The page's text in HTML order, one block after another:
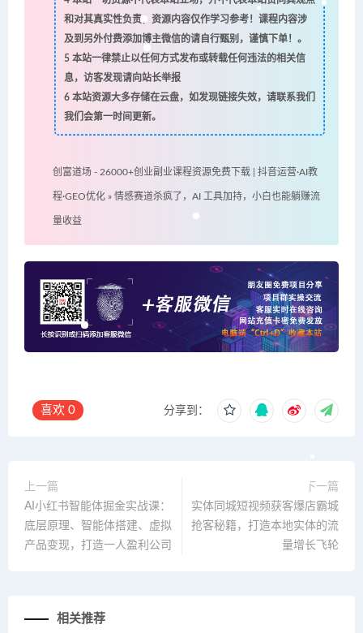
和对其真实性负责，资源内容仅作学习参考！课程内容涉
及到另外付费添加博主微信的请自行甄别，谨慎下单！。
5本站一律禁止以任何方式发布或转载任何违法的相关信
息，访客发现请向站长举报
6本站资源大多存储在云盘，如发现链接失效，请联系我们
我们会第一时间更新。
创富道场 - 26000+创业副业课程资源免费下载 | 抖音运营·AI教
程·GEO优化 » 情感赛道杀疯了，AI 工具加持，小白也能躺赚流
量收益
喜欢 0 分享到：
上一篇
AI小红书智能体掘金实战课：
底层原理、智能体搭建、虚拟
产品变现，打造一人盈利公司
下一篇
实体同城短视频获客爆店霸城
抢客秘籍，打造本地实体的流
量增长飞轮
相关推荐